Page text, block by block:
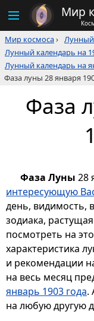
Мир
Мир космоса› Лунный
Лунный календарь на
Лунный календарь на
Фаза луны 28 января
Фаза
Фаза Луны 28
интересующую
день, видимость,
зодиака,
посмотреть на
характеристика
и рекомендации
на весь месяц
январь 1903 года.
на любую другую